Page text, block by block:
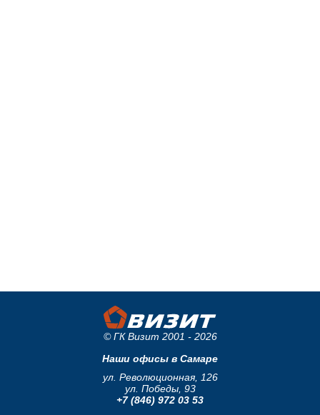
© ГК Визит 2001 - 2026
Наши офисы в Самаре
ул. Революционная, 126
ул. Победы, 93
+7 (846) 972 03 53